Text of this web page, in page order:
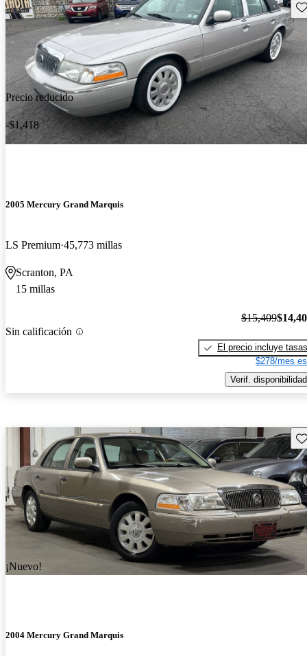
Precio reducido
-$1,418
2005 Mercury Grand Marquis
LS Premium 45,773 millas
Scranton, PA
15 millas
Sin calificación
$15,409
El precio incluye tasas
$278/mes
Verif. disponibilidad
¡Nuevo!
2004 Mercury Grand Marquis